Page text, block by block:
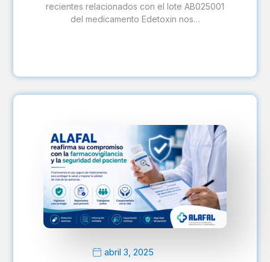
recientes relacionados con el lote AB025001
del medicamento Edetoxin nos…
abril 3, 2025